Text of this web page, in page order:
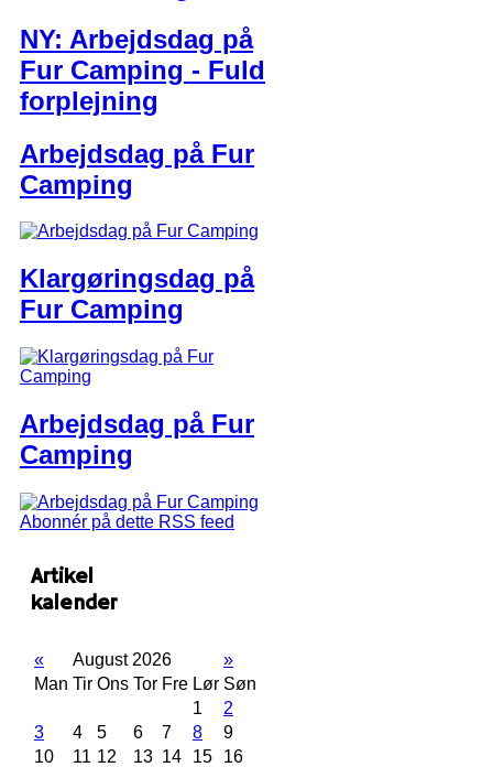
NY: Arbejdsdag på
Fur Camping - Fuld
forplejning
Arbejdsdag på Fur
Camping
Klargøringsdag på
Fur Camping
Arbejdsdag på Fur
Camping
Abonnér på dette RSS feed
Artikel
kalender
« August 2026
»
Man Tir Ons Tor Fre Lør Søn
1
2
3
4 5 6 7 8
9
10
11 12 13 14 15
16